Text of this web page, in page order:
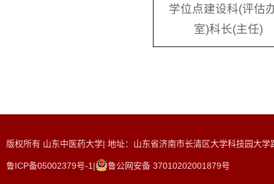
学位点建设科(评估
室)科长(主任)
版权所有 山东中医药大学| 地址：山东省济南市长清区大学科技园大
鲁ICP备05002379号-1| 鲁公网安备 37010202001879号